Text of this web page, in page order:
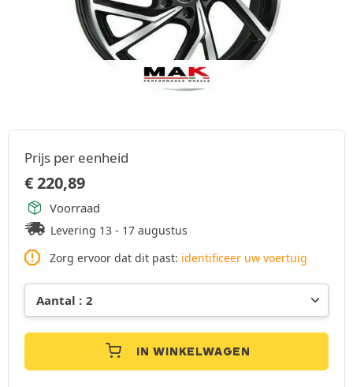
Prijs per eenheid
€220,89
Voorraad
Levering 13 - 17 augustus
Zorg ervoor dat dit past: identificeer uw voertuig
IN WINKELWAGEN